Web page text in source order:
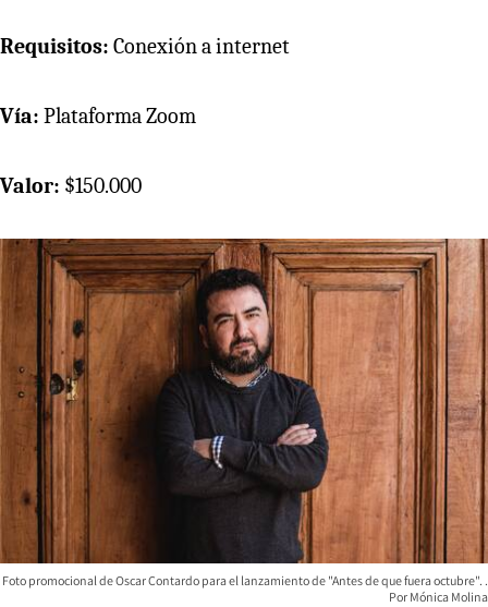
Requisitos: Conexión a internet
Vía: Plataforma Zoom
Valor: $150.000
Foto promocional de Oscar Contardo para el lanzamiento de "Antes de que fuera octubre".
Mónica Molina